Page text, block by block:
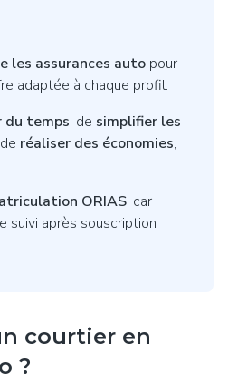
les assurances auto pour
adaptée à chaque profil.
du temps, de simplifier les
réaliser des économies,
ORIAS, car
suivi après souscription
courtier en
?